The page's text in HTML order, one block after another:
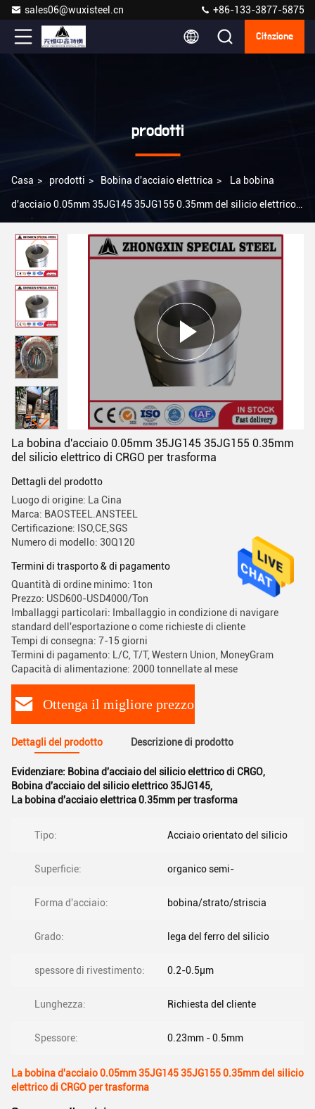
sales06@wuxisteel.cn +86-133-3877-5875
Citazione
prodotti
Casa > prodotti > Bobina d'acciaio elettrica > La bobina
d'acciaio 0.05mm 35JG145 35JG155 0.35mm del silicio elettrico
La bobina d'acciaio 0.05mm 35JG145 35JG155 0.35mm
del silicio elettrico di CRGO per trasforma
Dettagli del prodotto
Luogo di origine: La Cina
Marca: BAOSTEEL.ANSTEEL
Certificazione: ISO,CE,SGS
Numero di modello: 30Q120
Termini di trasporto & di pagamento
Quantità di ordine minimo: 1ton
Prezzo: USD600-USD4000/Ton
Imballaggi particolari: Imballaggio in condizione di navigare
standard dell'esportazione o come richieste di cliente
Tempi di consegna: 7-15 giorni
Termini di pagamento: L/C, T/T, Western Union, MoneyGram
Capacità di alimentazione: 2000 tonnellate al mese
Ottenga il migliore prezzo
Dettagli del prodotto Descrizione di prodotto
Evidenziare: Bobina d'acciaio del silicio elettrico di CRGO,
Bobina d'acciaio del silicio elettrico 35JG145,
La bobina d'acciaio elettrica 0.35mm per trasforma
Tipo: Acciaio orientato del silicio
Superficie: organico semi-
Forma d'acciaio: bobina/strato/striscia
Grado: lega del ferro del silicio
spessore di rivestimento: 0.2-0.5µm
Lunghezza: Richiesta del cliente
Spessore: 0.23mm - 0.5mm
La bobina d'acciaio 0.05mm 35JG145 35JG155 0.35mm del silicio
elettrico di CRGO per trasforma